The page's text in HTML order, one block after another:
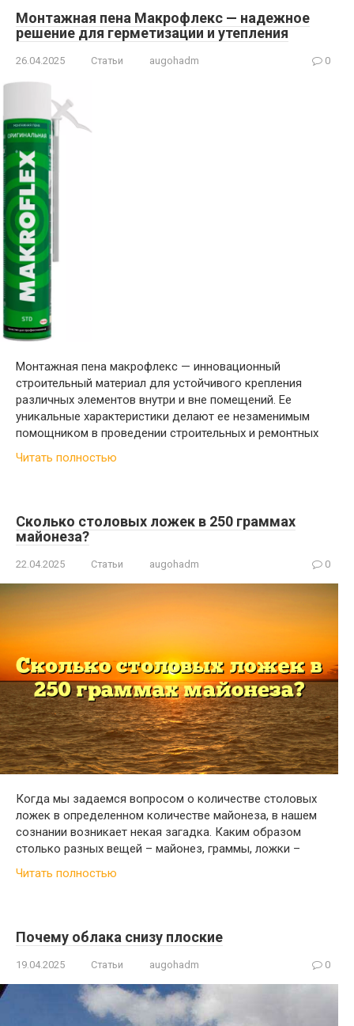
Монтажная пена Макрофлекс — надежное
решение для герметизации и утепления
26.04.2025 Статьи augohadm 0
Монтажная пена макрофлекс — инновационный
строительный материал для устойчивого крепления
различных элементов внутри и вне помещений. Ее
уникальные характеристики делают ее незаменимым
помощником в проведении строительных и ремонтных
Читать полностью
Сколько столовых ложек в 250 граммах
майонеза?
22.04.2025 Статьи augohadm 0
Когда мы задаемся вопросом о количестве столовых
ложек в определенном количестве майонеза, в нашем
сознании возникает некая загадка. Каким образом
столько разных вещей – майонез, граммы, ложки –
Читать полностью
Почему облака снизу плоские
19.04.2025 Статьи augohadm 0